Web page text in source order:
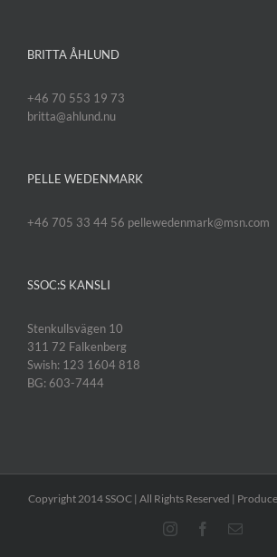
BRITTA ÅHLUND
+46 70 553 19 73
britta@ahlund.nu
PELLE WEDENMARK
+46 705 33 44 56 pellewedenmark@msn.com
SSOC:S KANSLI
Stenkullsvägen 10
311 72 Falkenberg
Swish: 123 1604 818
BG: 603-7444
Copyright 2014 SSOC | All Rights Reserved |
InstagramFacebook
E-